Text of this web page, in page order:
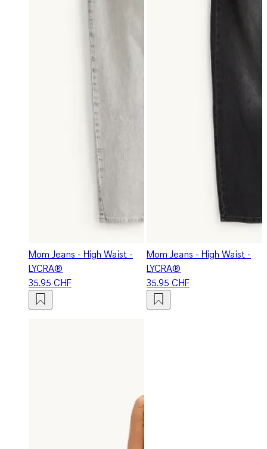
Mom Jeans - High Waist -
LYCRA®
35.95 CHF
Mom Jeans - High Waist -
LYCRA®
35.95 CHF